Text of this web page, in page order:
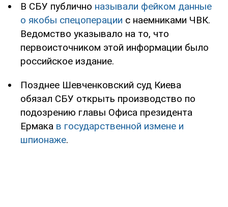
В СБУ публично называли фейком данные
о якобы спецоперации с наемниками ЧВК.
Ведомство указывало на то, что
первоисточником этой информации было
российское издание.
Позднее Шевченковский суд Киева
обязал СБУ открыть производство по
подозрению главы Офиса президента
Ермака в государственной измене и
шпионаже.